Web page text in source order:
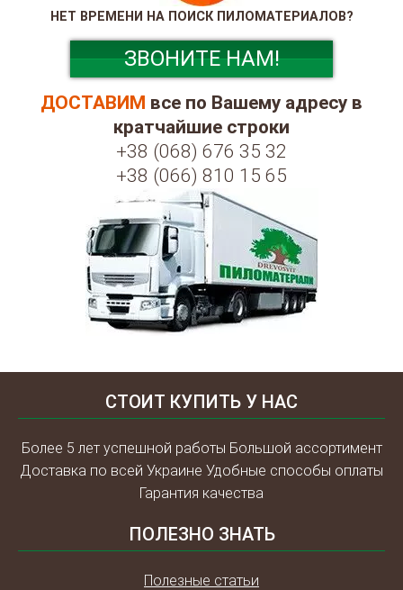
НЕТ ВРЕМЕНИ НА ПОИСК ПИЛОМАТЕРИАЛОВ?
ЗВОНИТЕ НАМ!
ДОСТАВИМ все по Вашему адресу в
кратчайшие строки
+38 (068) 676 35 32
+38 (066) 810 15 65
СТОИТ КУПИТЬ У НАС
Более 5 лет успешной работы Большой ассортимент
Доставка по всей Украине Удобные способы оплаты
Гарантия качества
ПОЛЕЗНО ЗНАТЬ
Полезные статьи